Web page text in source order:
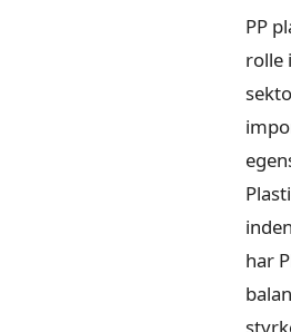
PP
rolle
har